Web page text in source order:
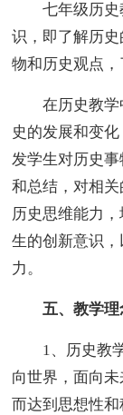
七年级历史
识，即了解历
物和历史观点，
在历史教学
史的发展和变
发学生对历史
和总结，对相
历史思维能力
生的创新意识
力。
五、教学理
1、历史教学
向世界，面向
而达到思想性和